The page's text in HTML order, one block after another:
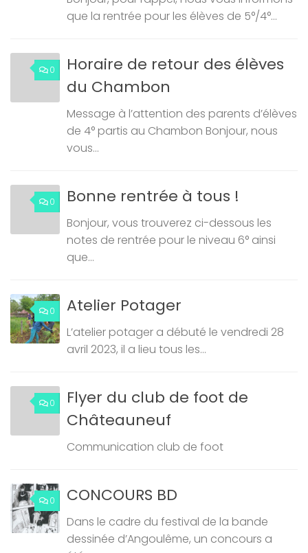
que la rentrée pour les élèves de 5°/4°...
0
Horaire de retour des élèves
du Chambon
Message à l’attention des parents d’élèves
de 4° partis au Chambon Bonjour, nous
vous...
0 Bonne rentrée à tous !
Bonjour, vous trouverez ci-dessous les
notes de rentrée pour le niveau 6° ainsi
que...
0 Atelier Potager
L’atelier potager a débuté le vendredi 28
avril 2023, il a lieu tous les...
0
Flyer du club de foot de
Châteauneuf
Communication club de foot
0 CONCOURS BD
Dans le cadre du festival de la bande
dessinée d’Angoulême, un concours a